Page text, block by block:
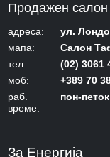
Продажен
адреса:
ул.
мапа:
Салон
тел:
(02) 3061
моб:
+389 70
раб.
време:
пон-
За Енергија